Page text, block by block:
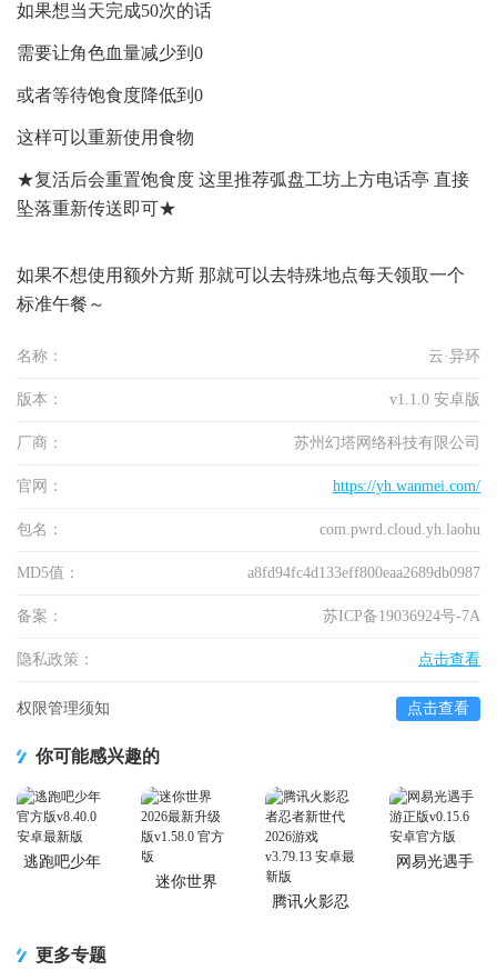
如果想当天完成50次的话
需要让角色血量减少到0
或者等待饱食度降低到0
这样可以重新使用食物
★复活后会重置饱食度 这里推荐弧盘工坊上方电话亭 直接
坠落重新传送即可★
如果不想使用额外方斯 那就可以去特殊地点每天领取一个
标准午餐～
名称： 云·异环
版本： v1.1.0 安卓版
厂商： 苏州幻塔网络科技有限公司
官网： https://yh.wanmei.com/
包名： com.pwrd.cloud.yh.laohu
MD5值： a8fd94fc4d133eff800eaa2689db0987
备案： 苏ICP备19036924号-7A
隐私政策： 点击查看
权限管理须知 点击查看
你可能感兴趣的
逃跑吧少年
迷你世界
腾讯火影忍
网易光遇手
更多专题